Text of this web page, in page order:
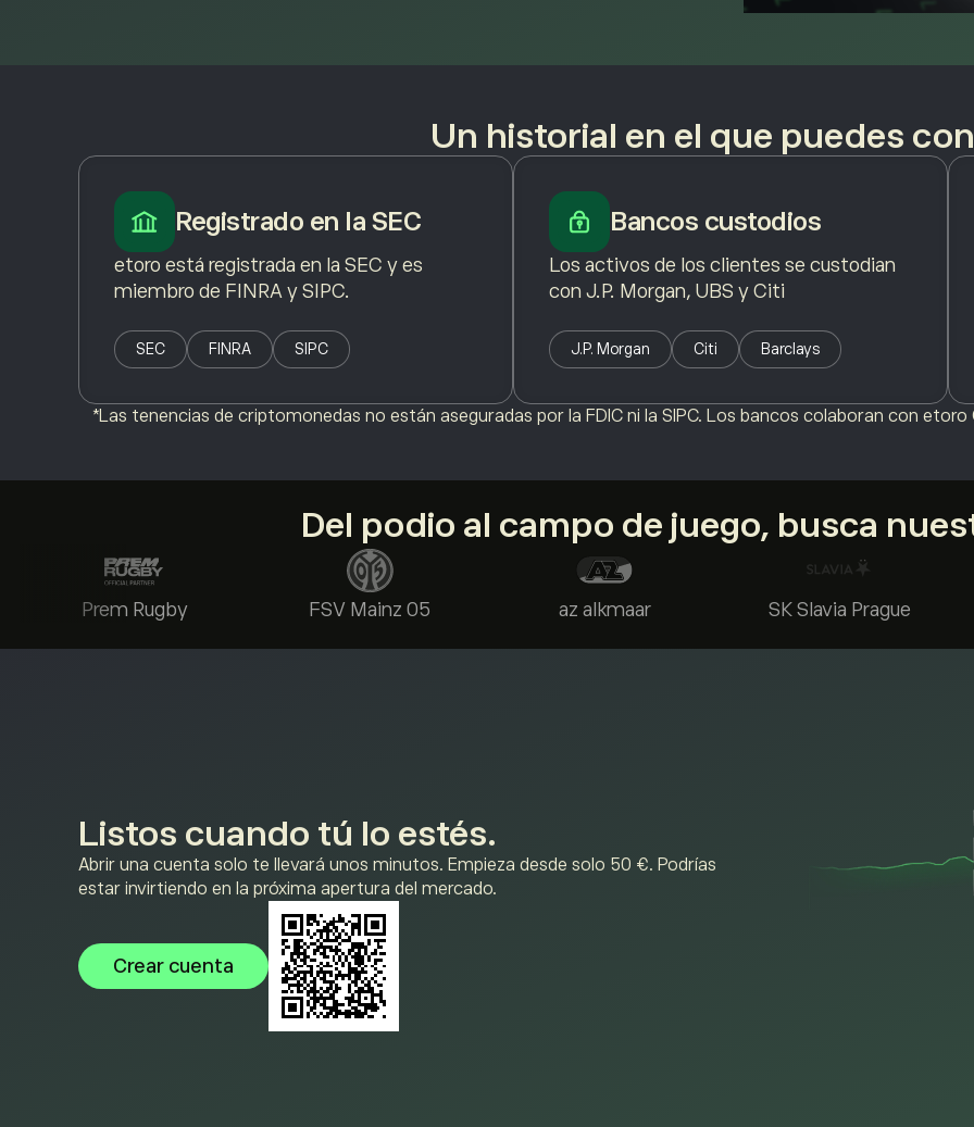
Un historial en el que puedes
Registrado en la SEC
etoro está registrada en la SEC y es
miembro de FINRA y SIPC.
SEC FINRA SIPC
Bancos custodios
Los activos de los clientes se custodian
con J.P. Morgan, UBS y Citi
J.P. Morgan Citi Barclays
*Las tenencias de criptomonedas no están aseguradas por la FDIC ni la SIPC. Los bancos colaboran con
Del podio al campo de juego, busca
Prem Rugby FSV Mainz 05 az alkmaar SK Slavia Prague
Listos cuando tú lo estés.
Abrir una cuenta solo te llevará unos minutos. Empieza desde solo 50 €. Podrías
estar invirtiendo en la próxima apertura del mercado.
Crear cuenta